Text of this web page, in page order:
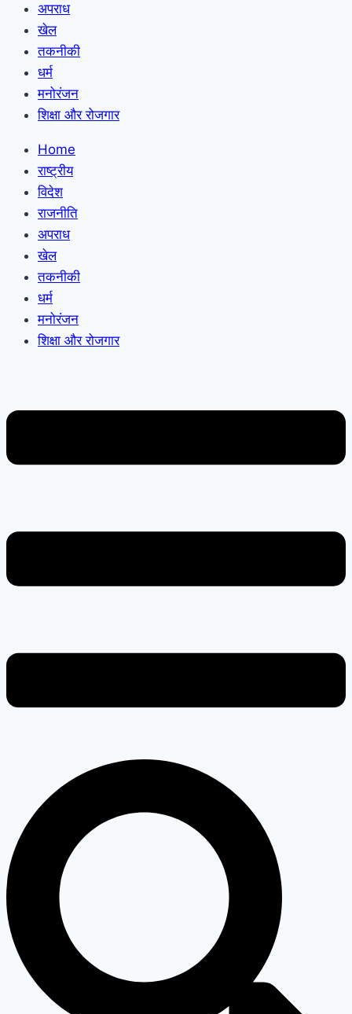
अपराध
खेल
तकनीकी
धर्म
मनोरंजन
शिक्षा और रोजगार
Home
राष्ट्रीय
विदेश
राजनीति
अपराध
खेल
तकनीकी
धर्म
मनोरंजन
शिक्षा और रोजगार